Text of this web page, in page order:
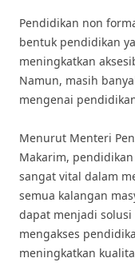
Pendidikan non
bentuk pendidikan
meningkatkan
Namun, masih
mengenai
Menurut Menteri
Makarim,
sangat vital dalam
semua kalangan
dapat menjadi
mengakses
meningkatkan